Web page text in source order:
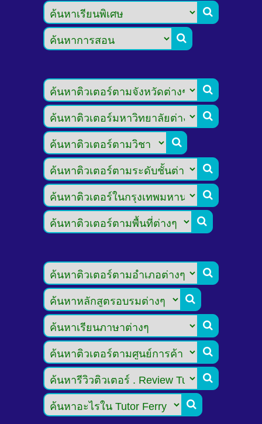













